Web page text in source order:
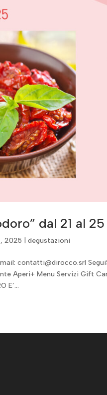
dal 21 al
2025 |degustazioni
contatti@dirocco.srl
Aperi+ Menu Servizi Gift
E’...